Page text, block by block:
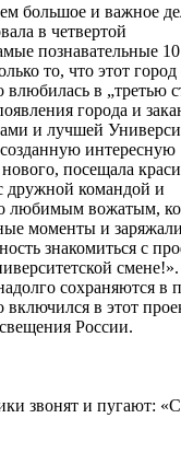
большое и важное
в четвертой
познавательные
то, что этот город
влюбилась в „третью
города и
и лучшей
интересную
посещала
дружной командой и
любимым вожатым,
моменты и
знакомиться с
смене!».
сохраняются в
в этот
России.
и пугают: «С